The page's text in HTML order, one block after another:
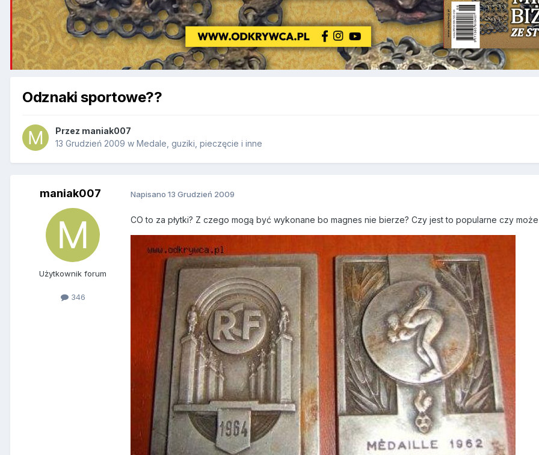
Odznaki sportowe??
Przez maniak007
13 Grudzień 2009 w Medale, guziki, pieczęcie i inne
maniak007
Użytkownik forum
346
Napisano 13 Grudzień 2009
CO to za płytki? Z czego mogą być wykonane bo magnes nie bierze? Czy jest to popularne czy